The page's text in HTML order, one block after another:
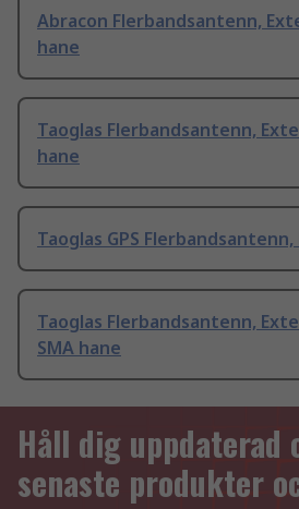
Abracon Flerbandsantenn,
hane
Taoglas Flerbandsantenn,
hane
Taoglas GPS
Taoglas Flerbandsantenn,
SMA hane
Håll dig uppdaterad
senaste produkter